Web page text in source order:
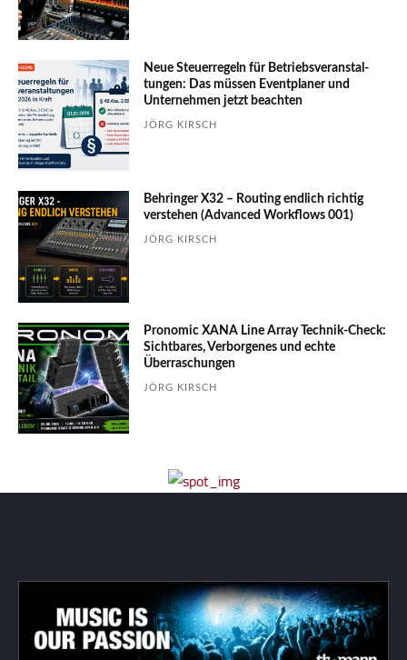
Neue Steuerregeln für Betriebs­ver­an­stal­
tungen: Das müssen Event­planer und
Unter­nehmen jetzt beachten
JÖRG KIRSCH
Behringer X32 – Routing endlich richtig
verstehen (Advanced Workflows 001)
JÖRG KIRSCH
Pronomic XANA Line Array Technik-Check:
Sichtbares, Verborgenes und echte
Überraschungen
JÖRG KIRSCH